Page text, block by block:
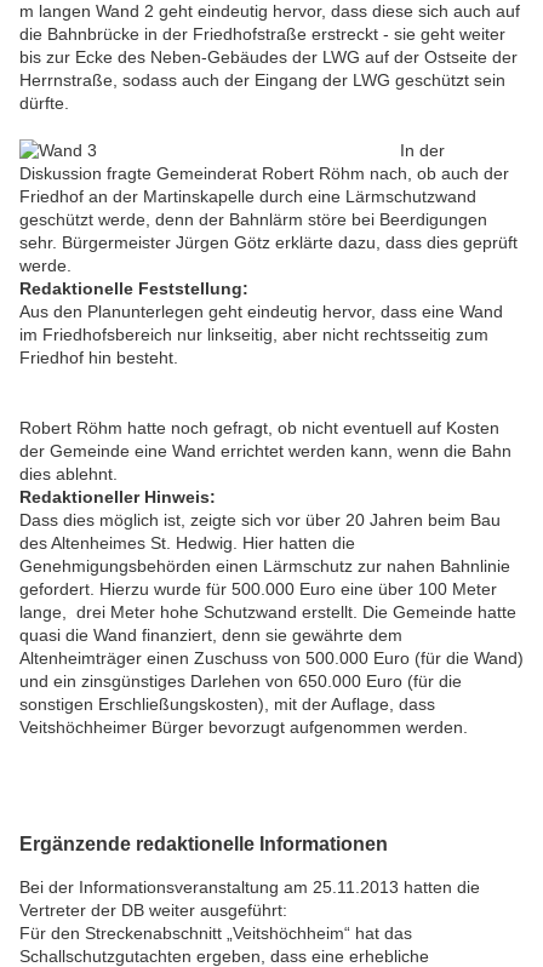
m langen Wand 2 geht eindeutig hervor, dass diese sich auch auf
die Bahnbrücke in der Friedhofstraße erstreckt - sie geht weiter
bis zur Ecke des Neben-Gebäudes der LWG auf der Ostseite der
Herrnstraße, sodass auch der Eingang der LWG geschützt sein
dürfte.
In der
Diskussion fragte Gemeinderat Robert Röhm nach, ob auch der
Friedhof an der Martinskapelle durch eine Lärmschutzwand
geschützt werde, denn der Bahnlärm störe bei Beerdigungen
sehr. Bürgermeister Jürgen Götz erklärte dazu, dass dies geprüft
werde.
Redaktionelle Feststellung:
Aus den Planunterlegen geht eindeutig hervor, dass eine Wand
im Friedhofsbereich nur linkseitig, aber nicht rechtsseitig zum
Friedhof hin besteht.
Robert Röhm hatte noch gefragt, ob nicht eventuell auf Kosten
der Gemeinde eine Wand errichtet werden kann, wenn die Bahn
dies ablehnt.
Redaktioneller Hinweis:
Dass dies möglich ist, zeigte sich vor über 20 Jahren beim Bau
des Altenheimes St. Hedwig. Hier hatten die
Genehmigungsbehörden einen Lärmschutz zur nahen Bahnlinie
gefordert. Hierzu wurde für 500.000 Euro eine über 100 Meter
lange, drei Meter hohe Schutzwand erstellt. Die Gemeinde hatte
quasi die Wand finanziert, denn sie gewährte dem
Altenheimträger einen Zuschuss von 500.000 Euro (für die Wand)
und ein zinsgünstiges Darlehen von 650.000 Euro (für die
sonstigen Erschließungskosten), mit der Auflage, dass
Veitshöchheimer Bürger bevorzugt aufgenommen werden.
Ergänzende redaktionelle Informationen
Bei der Informationsveranstaltung am 25.11.2013 hatten die
Vertreter der DB weiter ausgeführt:
Für den Streckenabschnitt „Veitshöchheim“ hat das
Schallschutzgutachten ergeben, dass eine erhebliche